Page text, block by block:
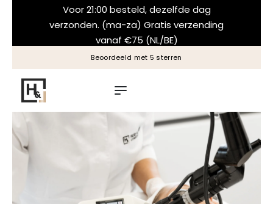
Voor 21:00 besteld, dezelfde dag
verzonden. (ma-za) Gratis verzending
vanaf €75 (NL/BE)
Altijd een natuurlijk resultaat